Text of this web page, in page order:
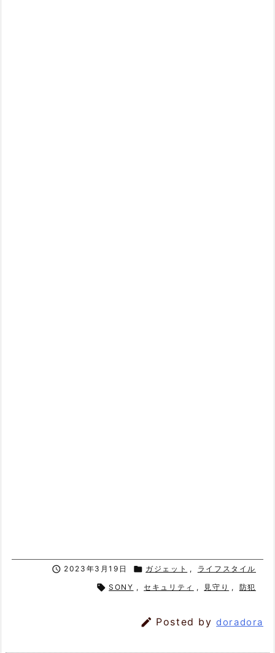
 2023年3月19日  ガジェット , ライフスタイル
 SONY , セキュリティ , 見守り , 防犯
 Posted bydoradora